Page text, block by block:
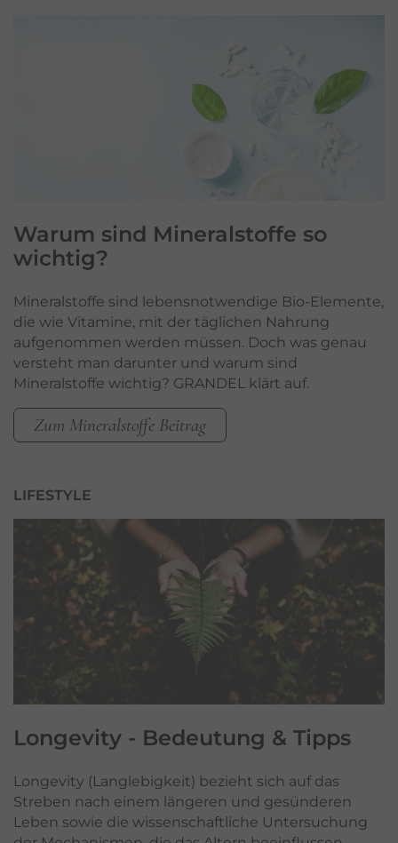
Warum sind Mineralstoffe so
wichtig?
Mineralstoffe sind lebensnotwendige Bio-Elemente,
die wie Vitamine, mit der täglichen Nahrung
aufgenommen werden müssen. Doch was genau
versteht man darunter und warum sind
Mineralstoffe wichtig? GRANDEL klärt auf.
Zum Mineralstoffe Beitrag
LIFESTYLE
Longevity - Bedeutung & Tipps
Longevity (Langlebigkeit) bezieht sich auf das
Streben nach einem längeren und gesünderen
Leben sowie die wissenschaftliche Untersuchung